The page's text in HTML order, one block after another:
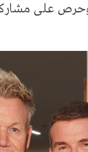
وحرص على